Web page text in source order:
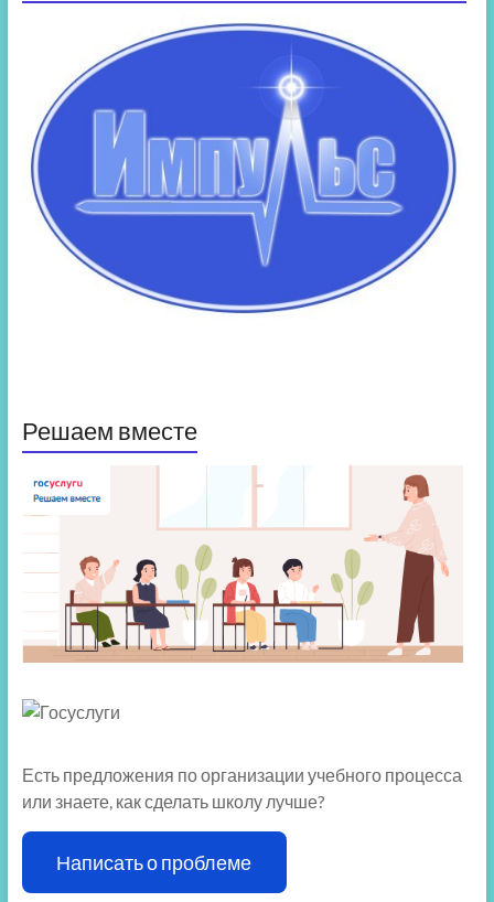
Решаем вместе
Есть предложения по организации учебного процесса
или знаете, как сделать школу лучше?
Написать о проблеме